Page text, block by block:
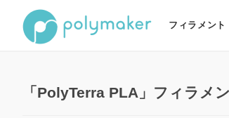
フィラメント
「PolyTerra PLA」フィラメ